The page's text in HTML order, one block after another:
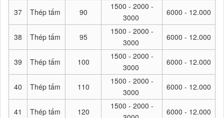
37 Thép tấm 90
1500 - 2000 -
3000
6000 - 12.000
38 Thép tấm 95
1500 - 2000 -
3000
6000 - 12.000
39 Thép tấm 100
1500 - 2000 -
3000
6000 - 12.000
40 Thép tấm 110
1500 - 2000 -
3000
6000 - 12.000
41 Thép tấm 120
1500 - 2000 -
6000 - 12.000